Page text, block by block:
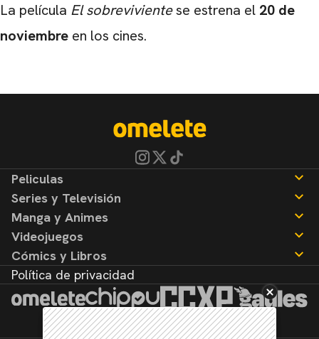
La película El sobrevivientese estrena el 20 de
noviembre en los cines.
Peliculas
Noticias
Reseñas
Series y Televisión
Noticias
Reseñas
Manga y Animes
Noticias
Reseñas
Videojuegos
Noticias
Reseñas
Cómics y Libros
Noticias
Reseñas
Política de privacidad